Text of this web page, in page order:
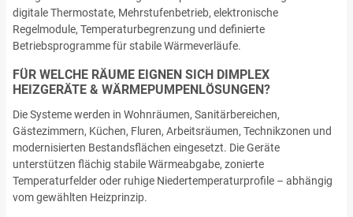
digitale Thermostate, Mehrstufenbetrieb, elektronische
Regelmodule, Temperaturbegrenzung und definierte
Betriebsprogramme für stabile Wärmeverläufe.
FÜR WELCHE RÄUME EIGNEN SICH DIMPLEX
HEIZGERÄTE & WÄRMEPUMPENLÖSUNGEN?
Die Systeme werden in Wohnräumen, Sanitärbereichen,
Gästezimmern, Küchen, Fluren, Arbeitsräumen, Technikzonen und
modernisierten Bestandsflächen eingesetzt. Die Geräte
unterstützen flächig stabile Wärmeabgabe, zonierte
Temperaturfelder oder ruhige Niedertemperaturprofile – abhängig
vom gewählten Heizprinzip.